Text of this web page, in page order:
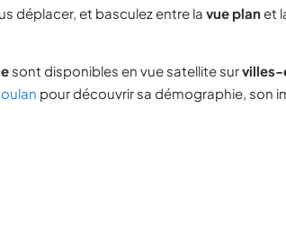
déplacer, et basculez entre la vue planet
sont disponibles en vue satellite sur
pour découvrir sa démographie, son